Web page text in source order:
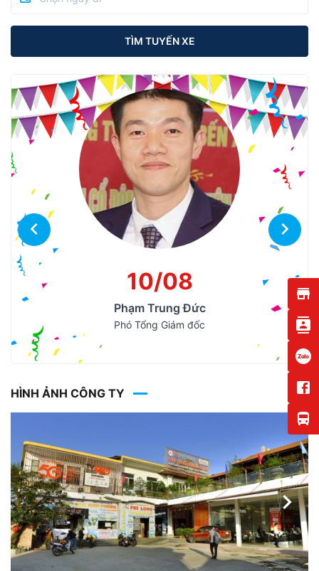
TÌM TUYẾN XE
10/08
Phạm Trung Đức
Phó Tổng Giám đốc
HÌNH ẢNH CÔNG TY